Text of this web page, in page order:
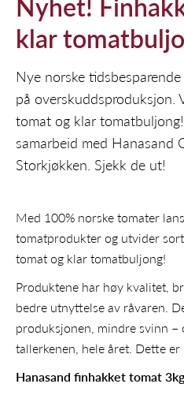
klar
Nye norske
på overskuddsproduksjon.
tomat og klar
samarbeid med Hanasand
Storkjøkken. Sjekk de ut!
Med 100% norske tomater
tomatprodukter og utvider
tomat og klar tomatbuljong!
Produktene har høy kvalitet,
bedre utnyttelse av råvaren.
produksjonen, mindre svinn –
tallerkenen, hele året. Dette
Hanasand finhakket tomat